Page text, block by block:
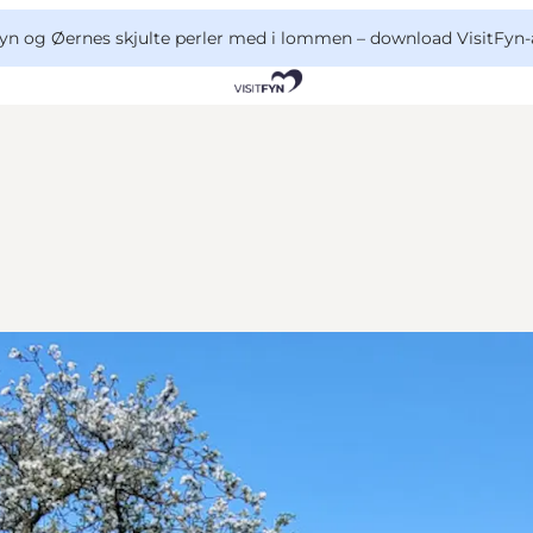
og Øernes skjulte perler med i lommen – download